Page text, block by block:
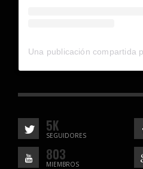
5K
SEGUIDORES
803
MIEMBROS